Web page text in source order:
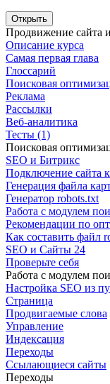
Открыть
Продвижение сайта
Описание курса
Самая первая глава
Глоссарий
Поисковая
Реклама
Рассылки
Веб-аналитика
Тесты (1)
Поисковая
SEO и Битрикс
Подключение сайта
Генерация файла
Генератор robots.txt
Работа с модулем
Рекомендации по
Как составить файл
SEO и Сайты 24
Проверьте себя
Работа с модулем
Настройка SEO из
Страница
Продвигаемые слова
Управление
Индексация
Переходы
Ссылающиеся сайты
Переходы